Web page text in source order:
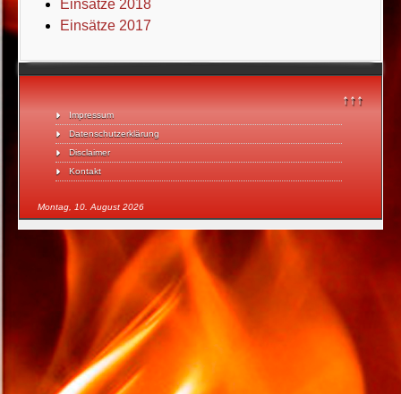
↑↑↑
Impressum
Datenschutzerklärung
Disclaimer
Kontakt
Montag, 10. August 2026
Einsätze 2018
Einsätze 2017